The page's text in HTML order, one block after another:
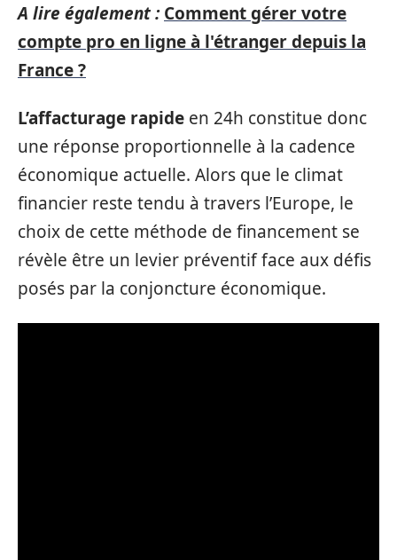
A lire également : Comment gérer votre
compte pro en ligne à l'étranger depuis la
France ?
L’affacturage rapide en 24h constitue donc
une réponse proportionnelle à la cadence
économique actuelle. Alors que le climat
financier reste tendu à travers l’Europe, le
choix de cette méthode de financement se
révèle être un levier préventif face aux défis
posés par la conjoncture économique.